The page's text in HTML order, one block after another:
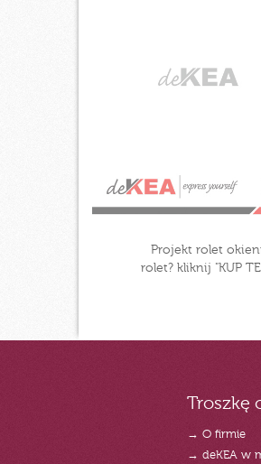
Projekt rolet
rolet? kliknij "KUP
Troszkę
→ O firmie
→ deKEA w